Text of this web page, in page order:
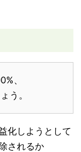
、
う。
化しようとして
されるか